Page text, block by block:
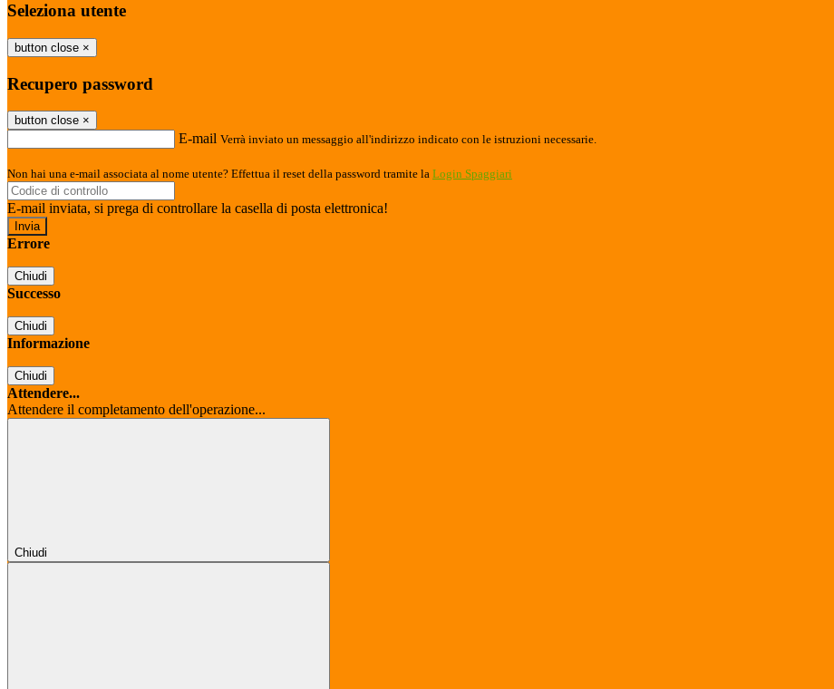
Seleziona utente
button close ×
Recupero password
button close ×
E-mail Verrà inviato un messaggio all'indirizzo indicato con le istruzioni necessarie.
Non hai una e-mail associata al nome utente? Effettua il reset della password tramite la Login Spaggiari
E-mail inviata, si prega di controllare la casella di posta elettronica!
Errore
Chiudi
Successo
Chiudi
Informazione
Chiudi
Attendere...
Attendere il completamento dell'operazione...
Chiudi